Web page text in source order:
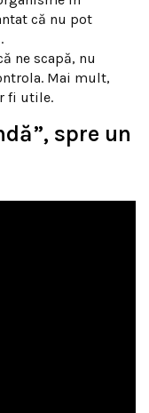
că nu pot
ne scapă, nu
Mai mult,
fi utile.
spre un